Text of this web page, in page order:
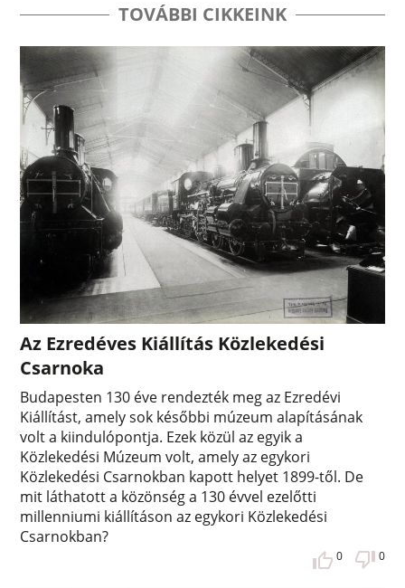
TOVÁBBI CIKKEINK
Az Ezredéves Kiállítás Közlekedési
Csarnoka
Budapesten 130 éve rendezték meg az Ezredévi
Kiállítást, amely sok későbbi múzeum alapításának
volt a kiindulópontja. Ezek közül az egyik a
Közlekedési Múzeum volt, amely az egykori
Közlekedési Csarnokban kapott helyet 1899-től. De
mit láthatott a közönség a 130 évvel ezelőtti
millenniumi kiállításon az egykori Közlekedési
Csarnokban?
0 0